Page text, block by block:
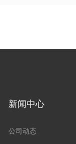
新闻中心
公司动态